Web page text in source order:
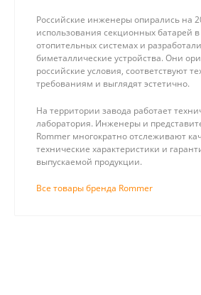
Российские инженеры опирались на
использования секционных батарей
отопительных системах и
биметаллические устройства. Они
российские условия, соответствуют
требованиям и выглядят эстетично.
На территории завода работает
лаборатория. Инженеры и
Rommer многократно отслеживают
технические характеристики и
выпускаемой продукции.
Все товары бренда Rommer